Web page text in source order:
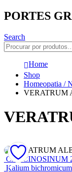
PORTES
Search
Home
Shop
Homeopatia /
VERATRUM
CARCINOSINUM
Kalium